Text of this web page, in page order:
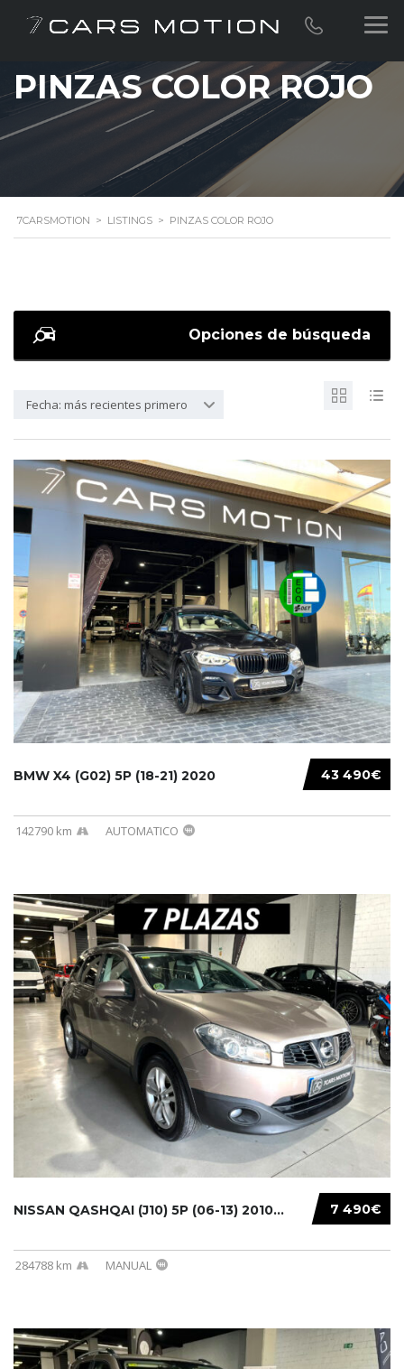
PINZAS COLOR ROJO
7CARSMOTION > LISTINGS > PINZAS COLOR ROJO
Opciones de búsqueda
Fecha: más recientes primero
43 490€
BMW X4 (G02) 5P (18-21) 2020
142790 km AUTOMATICO
7 490€
NISSAN QASHQAI (J10) 5P (06-13) 2010...
284788 km MANUAL